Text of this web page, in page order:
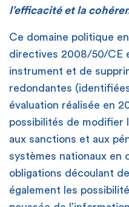
l’efficacité et la
Ce domaine politique
directives 2008/50/CE
instrument et de
redondantes
évaluation réalisée en
possibilités de modifier
aux sanctions et aux
systèmes nationaux en
obligations découlant
également les